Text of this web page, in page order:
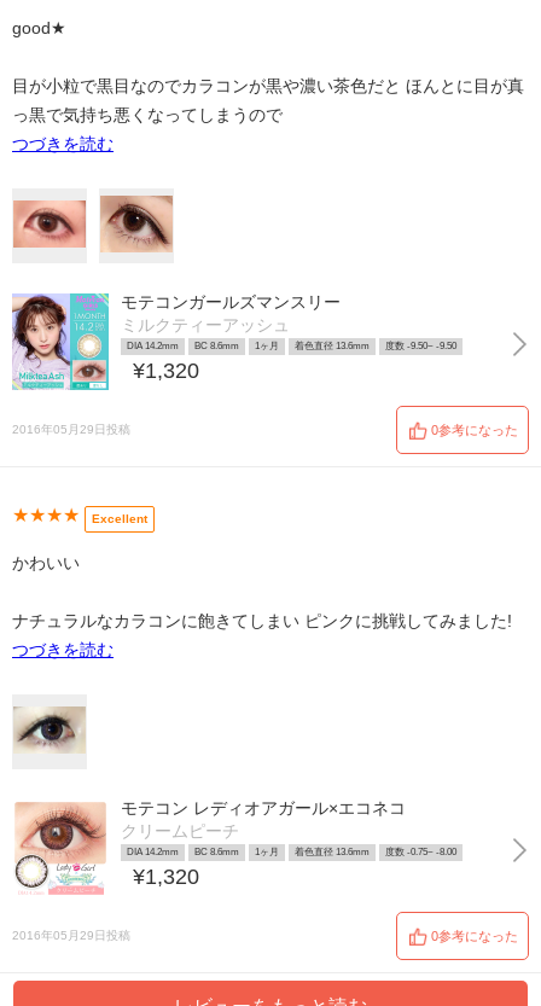
good★
目が小粒で黒目なのでカラコンが黒や濃い茶色だと ほんとに目が真
っ黒で気持ち悪くなってしまうので
つづきを読む
モテコンガールズマンスリー
ミルクティーアッシュ
DIA 14.2mm BC 8.6mm 1ヶ月 着色直径 13.6mm 度数 -9.50~ -9.50
¥1,320
2016年05月29日投稿 0参考になった
★★★★ Excellent
かわいい
ナチュラルなカラコンに飽きてしまい ピンクに挑戦してみました!
つづきを読む
モテコン レディオアガール×エコネコ
クリームピーチ
DIA 14.2mm BC 8.6mm 1ヶ月 着色直径 13.6mm 度数 -0.75~ -8.00
¥1,320
2016年05月29日投稿 0参考になった